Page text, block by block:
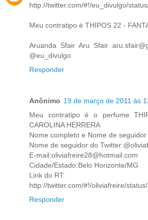
http://twitter.com/#!/eu_divulgo/
Meu contratipo é THIPOS 22 -
Aruanda Sfair Aru Sfair
@eu_divulgo
Responder
Anônimo 19 de março de 2011 às
Meu contratipo é o perfume
CAROLINA HERRERA
Nome completo e Nome de
Nome de seguidor do
E-mail:oliviafreire28@hotmail.com
Cidade/Estado:Belo Horizonte/MG
Link do RT:
http://twitter.com/#!/oliviafreire/
Responder